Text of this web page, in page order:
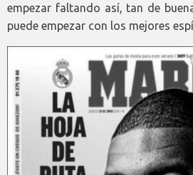
empezar faltando así, tan de
puede empezar con los mejores